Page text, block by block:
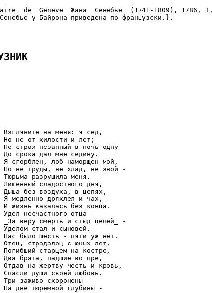
de  Geneve  Жана  Сенебье  (1741-1809), 1786, I,
у Байрона приведена по-французски.}.
на меня: я сед,
не от хилости и лет;
Не страх незапный в ночь одну
срока дал мне седину.
Я сгорблен, лоб наморщен мой,
Но не труды, не хлад, не зной -
Тюрьма разрушила меня.
сладостного дня,
Дыша без воздуха, в цепях,
медленно дряхлел и чах,
И жизнь казалась без конца.
Удел несчастного отца -
_За веру смерть и стыд цепей_ -
Уделом стал и сыновей.
Нас было шесть - пяти уж нет.
Отец, страдалец с юных лет,
Погибший старцем на костре,
брата, падшие во пре,
Отдав на жертву честь и кровь,
души своей любовь.
Три заживо схоронены
На дне тюремной глубины -